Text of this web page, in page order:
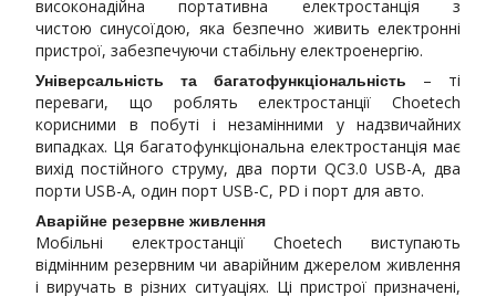
високонадійна портативна електростанція з
чистою синусоїдою, яка безпечно живить електронні
пристрої, забезпечуючи стабільну електроенергію.
Універсальність та багатофункціональність – ті
переваги, що роблять електростанції Choetech
корисними в побуті і незамінними у надзвичайних
випадках. Ця багатофункціональна електростанція має
вихід постійного струму, два порти QC3.0 USB-A, два
порти USB-A, один порт USB-C, PD і порт для авто.
Аварійне резервне живлення
Мобільні електростанції Choetech виступають
відмінним резервним чи аварійним джерелом живлення
і виручать в різних ситуаціях. Ці пристрої призначені,